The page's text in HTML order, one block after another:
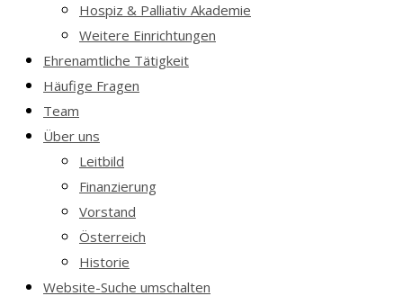
Hospiz & Palliativ Akademie
Weitere Einrichtungen
Ehrenamtliche Tätigkeit
Häufige Fragen
Team
Über uns
Leitbild
Finanzierung
Vorstand
Österreich
Historie
Website-Suche umschalten